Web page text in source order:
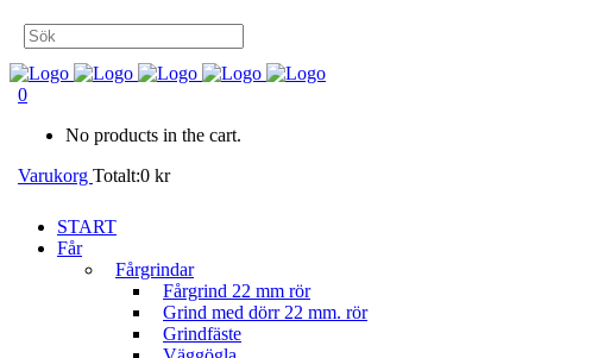
0
No products in the cart.
Varukorg Totalt:0 kr
START
Får
Fårgrindar
Fårgrind 22 mm rör
Grind med dörr 22 mm. rör
Grindfäste